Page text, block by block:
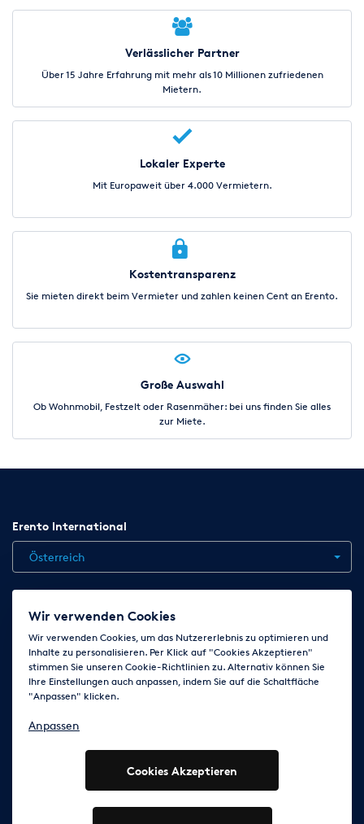
Verlässlicher Partner
Über 15 Jahre Erfahrung mit mehr als 10 Millionen zufriedenen
Mietern.
Lokaler Experte
Mit Europaweit über 4.000 Vermietern.
Kostentransparenz
Sie mieten direkt beim Vermieter und zahlen keinen Cent an Erento.
Große Auswahl
Ob Wohnmobil, Festzelt oder Rasenmäher: bei uns finden Sie alles
zur Miete.
Erento International
Österreich
Jobs Kontakt News
AGB
Impressum Cookie-Einstellungen ändern
Folge uns auf
© 2003 - 2026 Erento Campanda GmbH - Alle Rechte
vorbehalten
Wir verwenden Cookies
Wir verwenden Cookies, um das Nutzererlebnis zu optimieren und
Inhalte zu personalisieren. Per Klick auf "Cookies Akzeptieren"
stimmen Sie unseren Cookie-Richtlinien zu. Alternativ können Sie
Ihre Einstellungen auch anpassen, indem Sie auf die Schaltfläche
"Anpassen" klicken.
Anpassen
Cookies Akzeptieren